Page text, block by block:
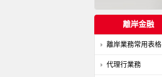
離岸金融
離岸業務常用表格
代理行業務